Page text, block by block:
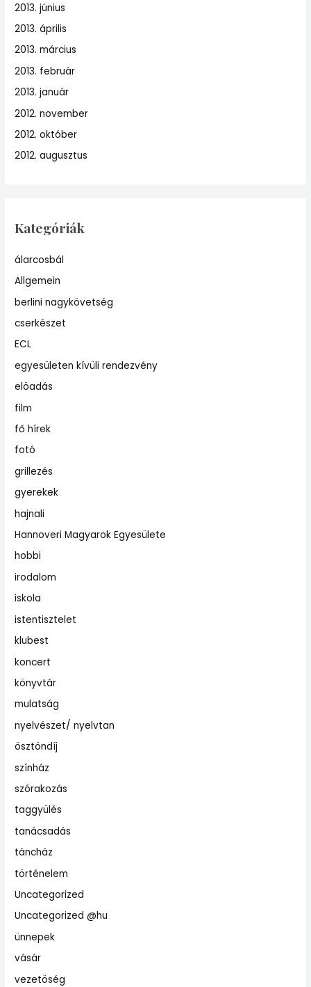
2013. június
2013. április
2013. március
2013. február
2013. január
2012. november
2012. október
2012. augusztus
Kategóriák
álarcosbál
Allgemein
berlini nagykövetség
cserkészet
ECL
egyesületen kívüli rendezvény
elöadás
film
fő hírek
fotó
grillezés
gyerekek
hajnali
Hannoveri Magyarok Egyesülete
hobbi
irodalom
iskola
istentisztelet
klubest
koncert
könyvtár
mulatság
nyelvészet/ nyelvtan
ösztöndíj
színház
szórakozás
taggyülés
tanácsadás
táncház
történelem
Uncategorized
Uncategorized @hu
ünnepek
vásár
vezetöség